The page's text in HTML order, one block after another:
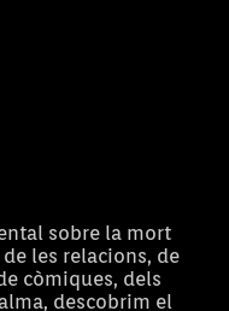
sobre la mort
les relacions, de
còmiques, dels
descobrim el